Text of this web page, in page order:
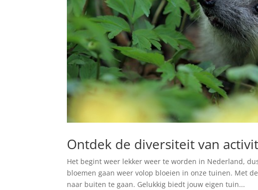
Ontdek de diversiteit van
Het begint weer lekker weer te worden in Nederland,
bloemen gaan weer volop bloeien in onze tuinen. Met
naar buiten te gaan. Gelukkig biedt jouw eigen tuin...